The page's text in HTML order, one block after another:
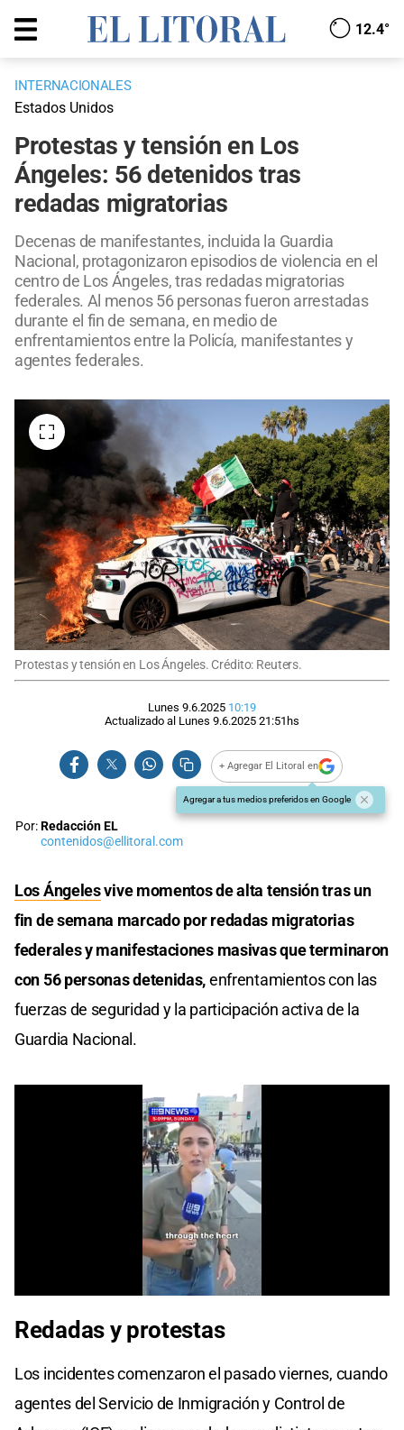
12.4°
INTERNACIONALES
Estados Unidos
Protestas y tensión en Los
Ángeles: 56 detenidos tras
redadas migratorias
Decenas de manifestantes, incluida la Guardia
Nacional, protagonizaron episodios de violencia en el
centro de Los Ángeles, tras redadas migratorias
federales. Al menos 56 personas fueron arrestadas
durante el fin de semana, en medio de
enfrentamientos entre la Policía, manifestantes y
agentes federales.
Protestas y tensión en Los Ángeles. Crédito: Reuters.
Lunes 9.6.2025 10:19
Actualizado al Lunes 9.6.2025 21:51hs
+ Agregar El Litoral en
Agregar a tus medios preferidos en Google
Por:Redacción EL
contenidos@ellitoral.com
Los Ángelesvive momentos de alta tensión tras un
fin de semana marcado por redadas migratorias
federales y manifestaciones masivas que terminaron
con 56 personas detenidas,enfrentamientos con las
fuerzas de seguridad y la participación activa de la
Guardia Nacional.
of
Redadas y protestas
Los incidentes comenzaron el pasado viernes, cuando
agentes del Servicio de Inmigración y Control de